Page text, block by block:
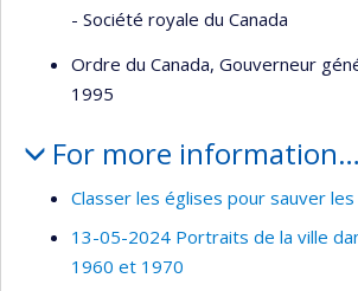
- Société royale du Canada
Ordre du Canada, Gouverneur
1995
For more information…
Classer les églises pour sauver
13-05-2024 Portraits de la ville
1960 et 1970